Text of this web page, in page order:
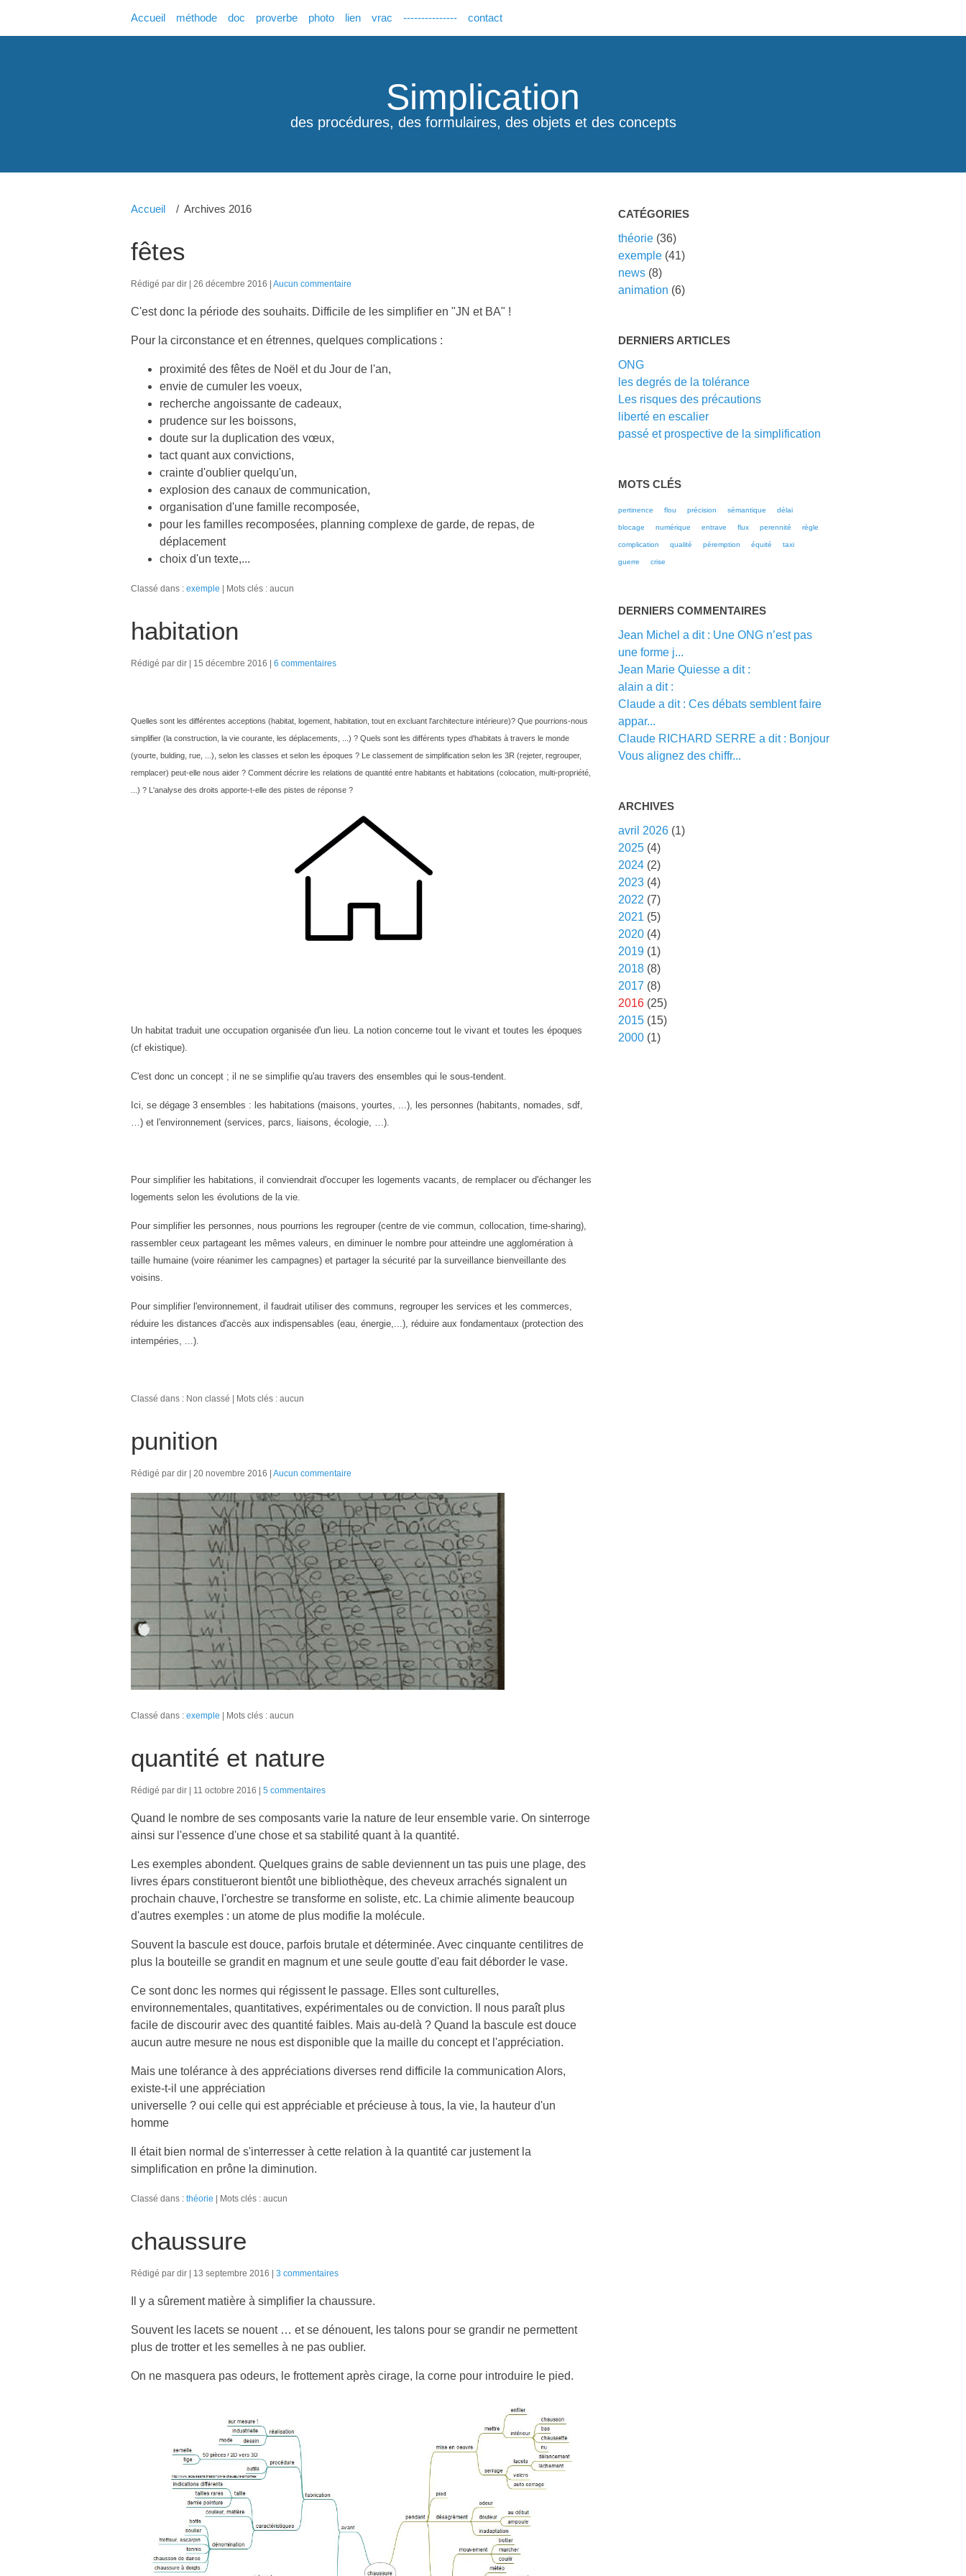
Accueil méthode doc proverbe photo lien vrac --------------- contact
Simplication
des procédures, des formulaires, des objets et des concepts
Accueil Archives 2016
fêtes
Rédigé par dir 26 décembre 2016 Aucun commentaire
C'est donc la période des souhaits. Difficile de les simplifier en "JN et BA" !
Pour la circonstance et en étrennes, quelques complications :
proximité des fêtes de Noël et du Jour de l'an,
envie de cumuler les voeux,
recherche angoissante de cadeaux,
prudence sur les boissons,
doute sur la duplication des vœux,
tact quant aux convictions,
crainte d'oublier quelqu'un,
explosion des canaux de communication,
organisation d'une famille recomposée,
pour les familles recomposées, p‌lanning complexe de garde, de repas, de
déplacement
choix d'un texte,...
Classé dans : exemple Mots clés : aucun
habitation
Rédigé par dir 15 décembre 2016 6 commentaires
Quelles sont les différentes acceptions (habitat, logement, habitation, tout en excluant l'architecture intérieure)? Que pourrions-nous
simplifier (la construction, la vie courante, les déplacements, ...) ? Quels sont les différents types d'habitats à travers le monde
(yourte, bulding, rue, ...), selon les classes et selon les époques ? Le classement de simplification selon les 3R (rejeter, regrouper,
remplacer) peut-elle nous aider ? Comment décrire les relations de quantité entre habitants et habitations (colocation, multi-propriété,
...) ? L'analyse des droits apporte-t-elle des pistes de réponse ?
Un habitat traduit une occupation organisée d'un lieu. La notion concerne tout le vivant et toutes les époques
(cf ekistique).
C'est donc un concept ; il ne se simplifie qu'au travers des ensembles qui le sous-tendent.
Ici, se dégage 3 ensembles : les habitations (maisons, yourtes, ...), les personnes (habitants, nomades, sdf,
…) et l'environnement (services, parcs, liaisons, écologie, …).
Pour simplifier les habitations, il conviendrait d'occuper les logements vacants, de remplacer ou d'échanger les
logements selon les évolutions de la vie.
Pour simplifier les personnes, nous pourrions les regrouper (centre de vie commun, collocation, time-sharing),
rassembler ceux partageant les mêmes valeurs, en diminuer le nombre pour atteindre une agglomération à
taille humaine (voire réanimer les campagnes) et partager la sécurité par la surveillance bienveillante des
voisins.
Pour simplifier l'environnement, il faudrait utiliser des communs, regrouper les services et les commerces,
réduire les distances d'accès aux indispensables (eau, énergie,...), réduire aux fondamentaux (protection des
intempéries, ...).
Classé dans : Non classé Mots clés : aucun
punition
Rédigé par dir 20 novembre 2016 Aucun commentaire
Classé dans : exemple Mots clés : aucun
quantité et nature
Rédigé par dir 11 octobre 2016 5 commentaires
Quand le nombre de ses composants varie la nature de leur ensemble varie. On sinterroge
ainsi sur l'essence d'une chose et sa stabilité quant à la quantité.
Les exemples abondent. Quelques grains de sable deviennent un tas puis une plage, des
livres épars constitueront bientôt une bibliothèque, des cheveux arrachés signalent un
prochain chauve, l'orchestre se transforme en soliste, etc. La chimie alimente beaucoup
d'autres exemples : un atome de plus modifie la molécule.
Souvent la bascule est douce, parfois brutale et déterminée. Avec cinquante centilitres de
plus la bouteille se grandit en magnum et une seule goutte d'eau fait déborder le vase.
Ce sont donc les normes qui régissent le passage. Elles sont culturelles,
environnementales, quantitatives, expérimentales ou de conviction. Il nous paraît plus
facile de discourir avec des quantité faibles. Mais au-delà ? Quand la bascule est douce
aucun autre mesure ne nous est disponible que la maille du concept et l'appréciation.
Mais une tolérance à des appréciations diverses rend difficile la communication Alors,
existe-t-il une appréciation
universelle ? oui celle qui est appréciable et précieuse à tous, la vie, la hauteur d'un
homme
Il était bien normal de s'interresser à cette relation à la quantité car justement la
simplification en prône la diminution.
Classé dans : théorie Mots clés : aucun
chaussure
Rédigé par dir 13 septembre 2016 3 commentaires
Il y a sûrement matière à simplifier la chaussure.
Souvent les lacets se nouent … et se dénouent, les talons pour se grandir ne permettent
plus de trotter et les semelles à ne pas oublier.
On ne masquera pas odeurs, le frottement après cirage, la corne pour introduire le pied.
CATÉGORIES
théorie (36)
exemple (41)
news (8)
animation (6)
DERNIERS ARTICLES
ONG
les degrés de la tolérance
Les risques des précautions
liberté en escalier
passé et prospective de la simplification
MOTS CLÉS
pertinence flou précision sémantique délai
blocage numérique entrave flux perennité règle
complication qualité péremption équité taxi
guerre crise
DERNIERS COMMENTAIRES
Jean Michel a dit : Une ONG n’est pas
une forme j...
Jean Marie Quiesse a dit :
alain a dit :
Claude a dit : Ces débats semblent faire
appar...
Claude RICHARD SERRE a dit : Bonjour
Vous alignez des chiffr...
ARCHIVES
avril 2026 (1)
2025 (4)
2024 (2)
2023 (4)
2022 (7)
2021 (5)
2020 (4)
2019 (1)
2018 (8)
2017 (8)
2016 (25)
2015 (15)
2000 (1)